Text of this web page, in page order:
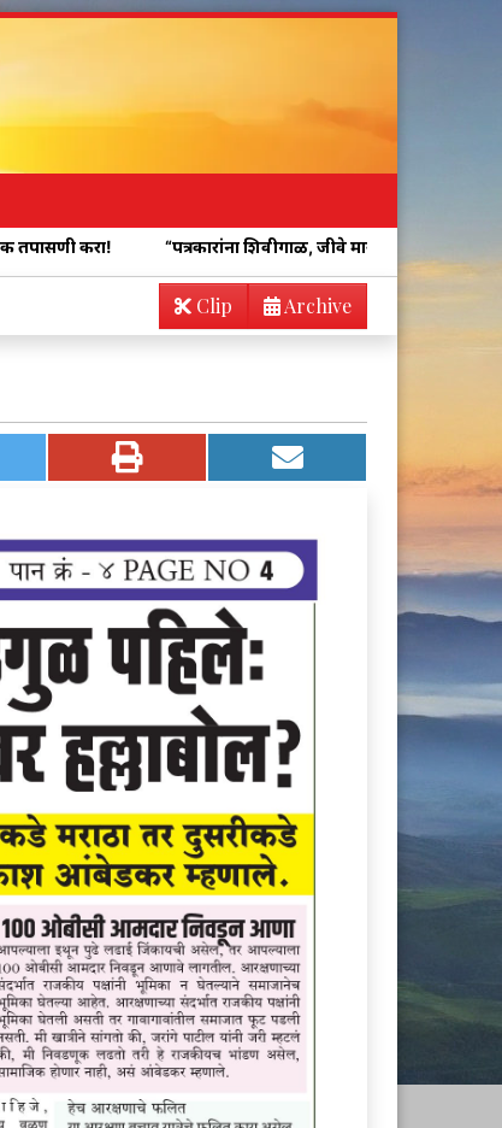
“पत्रकारांना शिवीगाळ, जीवे मारण्याची धमकी !
Archive
Clip